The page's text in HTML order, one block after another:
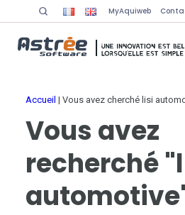
MyAquiweb
Accueil | Vous avez cherché lisi
Vous avez
recherché